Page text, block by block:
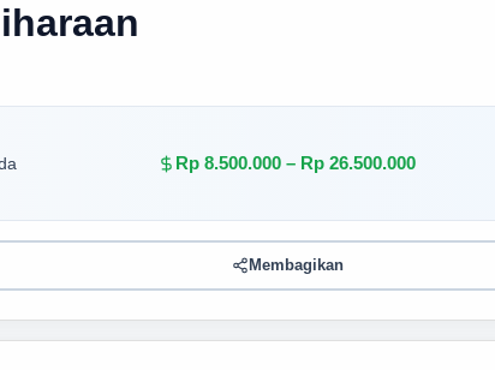
Rp 8.500.000 – Rp 26.500.000
Membagikan